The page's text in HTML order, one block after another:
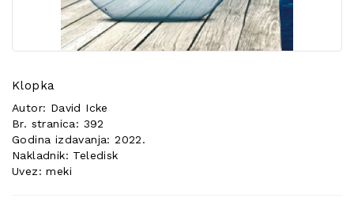
Klopka
Autor: David Icke
Br. stranica: 392
Godina izdavanja: 2022.
Nakladnik: Teledisk
Uvez: meki